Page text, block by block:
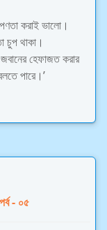
করাই ভালো।
চুপ থাকা।
হেফাজত করার
পারে।’
- ০৫